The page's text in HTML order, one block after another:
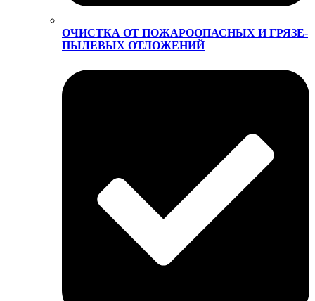
ОЧИСТКА ОТ ПОЖАРООПАСНЫХ И ГРЯЗЕ-
ПЫЛЕВЫХ ОТЛОЖЕНИЙ